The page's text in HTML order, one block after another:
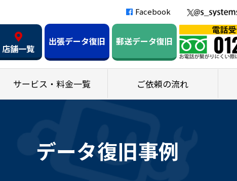
Facebook
店舗一覧
出張データ復旧 郵送データ復旧
サービス・料金一覧 ご依頼の流れ
データ復旧事例